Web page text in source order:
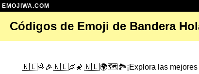
EMOJIWA.COM
Códigos de Emoji de Bandera
🇳🇱🌈🎉🇳🇱🌌🌠🇳🇱🌍🗺️🏞️¡Explora las mejores